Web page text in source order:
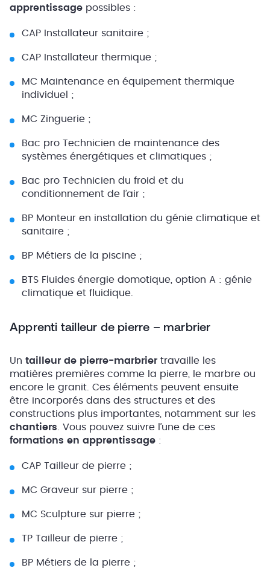
apprentissage possibles :
CAP Installateur sanitaire ;
CAP Installateur thermique ;
MC Maintenance en équipement thermique
individuel ;
MC Zinguerie ;
Bac pro Technicien de maintenance des
systèmes énergétiques et climatiques ;
Bac pro Technicien du froid et du
conditionnement de l’air ;
BP Monteur en installation du génie climatique et
sanitaire ;
BP Métiers de la piscine ;
BTS Fluides énergie domotique, option A : génie
climatique et fluidique.
Apprenti tailleur de pierre – marbrier
Un tailleur de pierre-marbrier travaille les
matières premières comme la pierre, le marbre ou
encore le granit. Ces éléments peuvent ensuite
être incorporés dans des structures et des
constructions plus importantes, notamment sur les
chantiers . Vous pouvez suivre l’une de ces
formations en apprentissage :
CAP Tailleur de pierre ;
MC Graveur sur pierre ;
MC Sculpture sur pierre ;
TP Tailleur de pierre ;
BP Métiers de la pierre ;